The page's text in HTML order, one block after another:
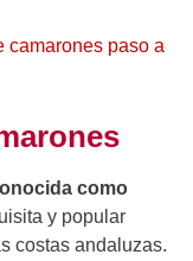
camarones paso a
como
y popular
costas andaluzas.